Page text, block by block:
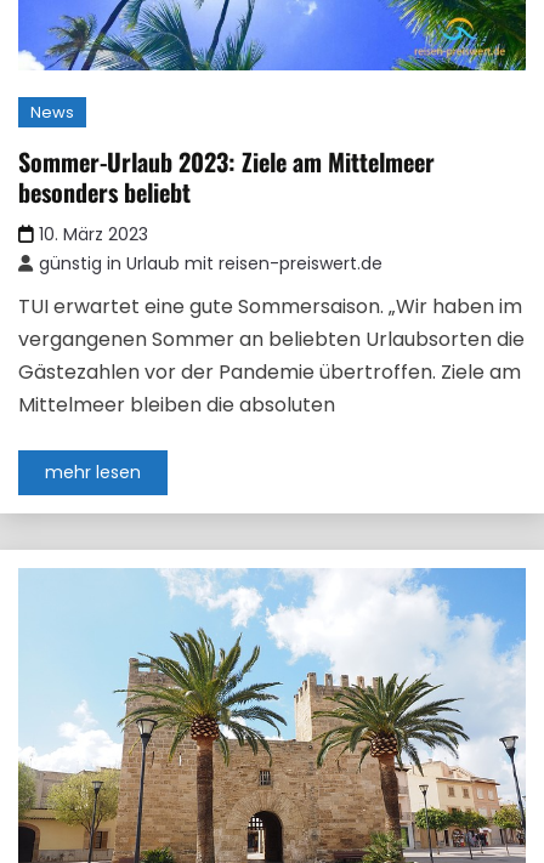
News
Sommer-Urlaub 2023: Ziele am Mittelmeer
besonders beliebt
10. März 2023
günstig in Urlaub mit reisen-preiswert.de
TUI erwartet eine gute Sommersaison. „Wir haben im
vergangenen Sommer an beliebten Urlaubsorten die
Gästezahlen vor der Pandemie übertroffen. Ziele am
Mittelmeer bleiben die absoluten
mehr lesen